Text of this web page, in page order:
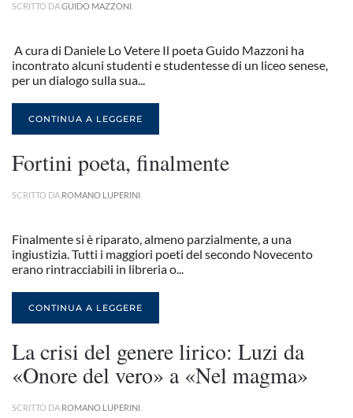
SCRITTO DAGUIDO MAZZONI
A cura di Daniele Lo Vetere Il poeta Guido Mazzoni ha
incontrato alcuni studenti e studentesse di un liceo senese,
per un dialogo sulla sua...
CONTINUA A LEGGERE
Fortini poeta, finalmente
SCRITTO DA ROMANO LUPERINI
Finalmente si è riparato, almeno parzialmente, a una
ingiustizia. Tutti i maggiori poeti del secondo Novecento
erano rintracciabili in libreria o...
CONTINUA A LEGGERE
La crisi del genere lirico: Luzi da
«Onore del vero» a «Nel magma»
SCRITTO DA ROMANO LUPERINI